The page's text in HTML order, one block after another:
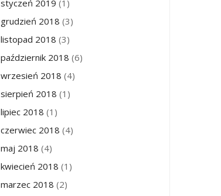
styczeń 2019 (1)
grudzień 2018 (3)
listopad 2018 (3)
październik 2018 (6)
wrzesień 2018 (4)
sierpień 2018 (1)
lipiec 2018 (1)
czerwiec 2018 (4)
maj 2018 (4)
kwiecień 2018 (1)
marzec 2018 (2)